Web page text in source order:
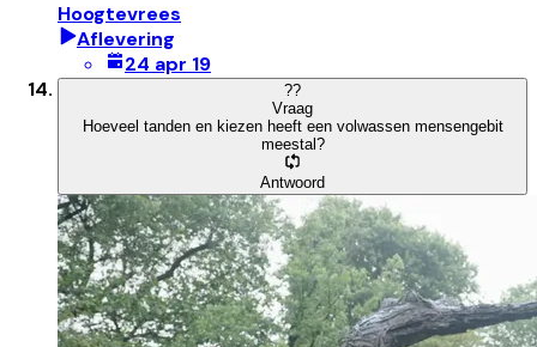
Hoogtevrees
Aflevering
24 apr 19
??
Vraag
Hoeveel tanden en kiezen heeft een volwassen mensengebit
meestal?
Antwoord